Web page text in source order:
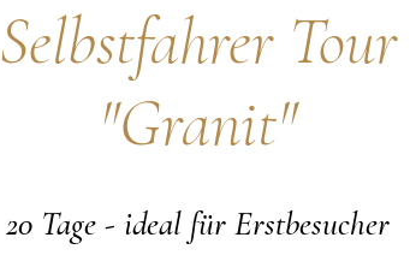
Selbstfahrer Tour
"Granit"
20 Tage - ideal für Erstbesucher